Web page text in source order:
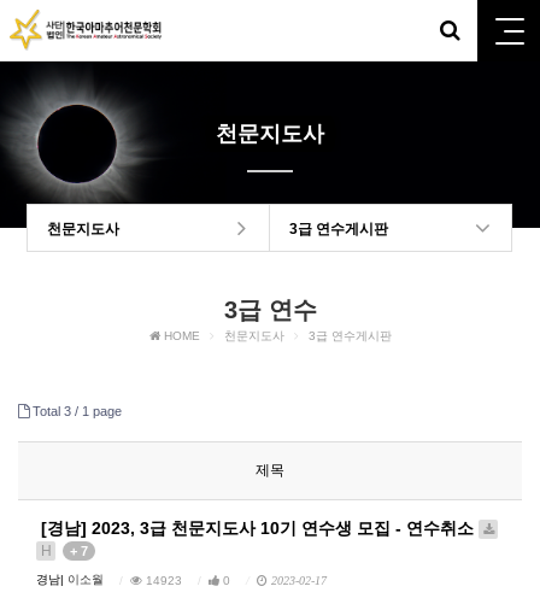
천문지도사
천문지도사 3급 연수게시판
3급 연수
HOME 천문지도사 3급 연수게시판
Total 3 / 1 page
제목
[경 남] 2023, 3급 천문지도사 10기 연수생 모집 - 연수취소
H + 7
경남| 이소월 14923 0 2023-02-17